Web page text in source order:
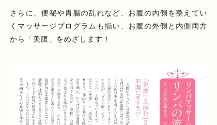
さらに、便秘や胃腸の乱れなど、お腹の内側を整えてい
くマッサージプログラムも揃い、お腹の外側と内側両方
から「美腹」をめざします！